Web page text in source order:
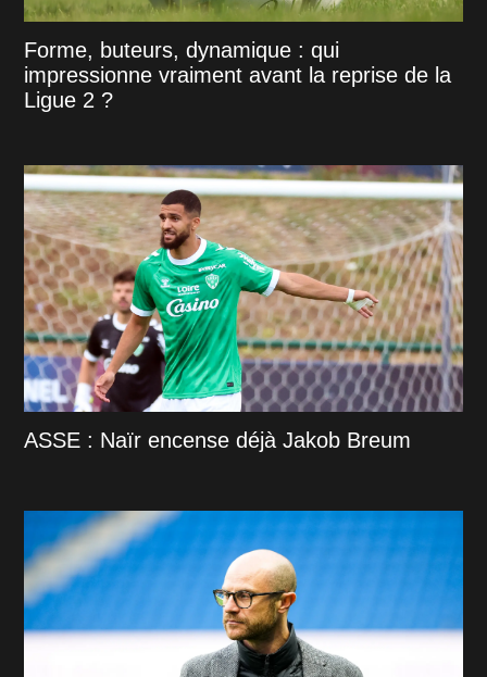
Forme, buteurs, dynamique : qui
impressionne vraiment avant la reprise de la
Ligue 2 ?
ASSE : Naïr encense déjà Jakob Breum